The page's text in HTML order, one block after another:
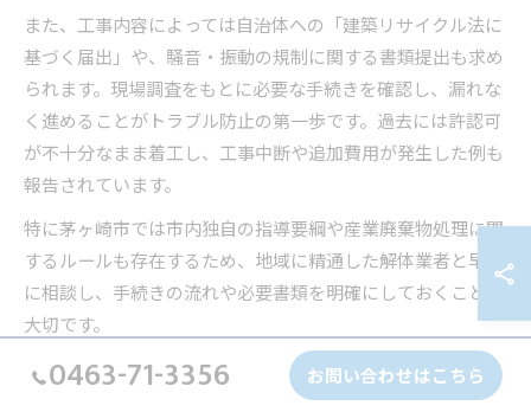
また、工事内容によっては自治体への「建築リサイクル法に
基づく届出」や、騒音・振動の規制に関する書類提出も求め
られます。現場調査をもとに必要な手続きを確認し、漏れな
く進めることがトラブル防止の第一歩です。過去には許認可
が不十分なまま着工し、工事中断や追加費用が発生した例も
報告されています。
特に茅ヶ崎市では市内独自の指導要綱や産業廃棄物処理に関
するルールも存在するため、地域に精通した解体業者と早め
に相談し、手続きの流れや必要書類を明確にしておくことが
大切です。
茅ヶ崎市での解体工事に関する法令ポイント
0463-71-3356 お問い合わせはこちら